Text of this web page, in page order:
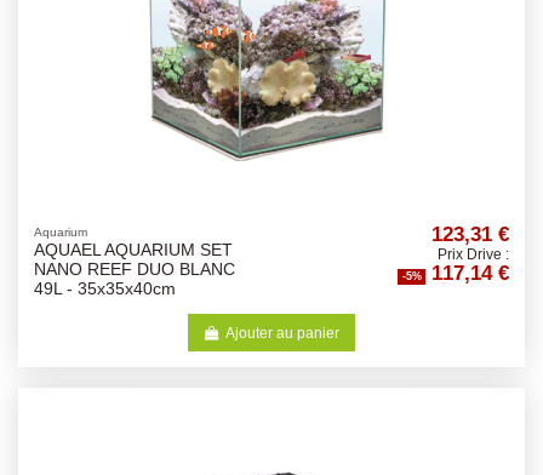
Aquarium
AQUAEL AQUARIUM SET
NANO REEF DUO BLANC
49L - 35x35x40cm
123,31 €
Prix Drive :
-5% 117,14 €
Ajouter au panier